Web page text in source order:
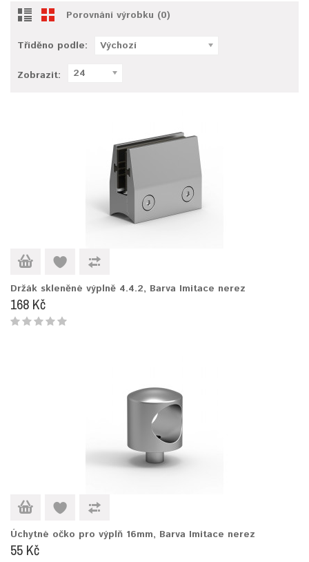
Porovnání výrobku (0)
Tříděno podle: Výchozí
Zobrazit: 24
Držák skleněné výplně 4.4.2, Barva Imitace nerez
168 Kč
Úchytné očko pro výplň 16mm, Barva Imitace nerez
55 Kč